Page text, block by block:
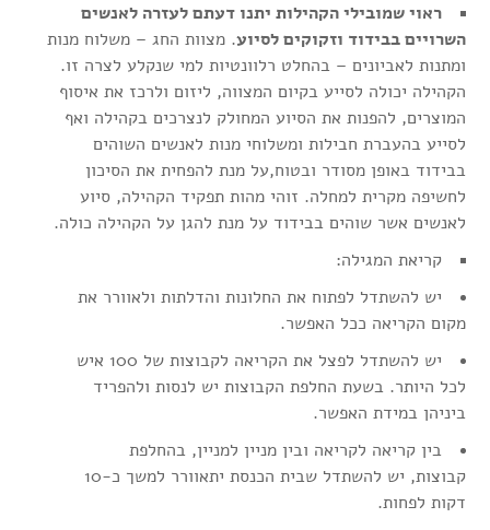
ראוי שמובילי הקהילות יתנו דעתם לעזרה לאנשים
השרויים בבידוד וזקוקים לסיוע. מצוות החג – משלוח מנות
ומתנות לאביונים – בהחלט רלוונטיות למי שנקלע לצרה זו.
הקהילה יכולה לסייע בקיום המצווה, ליזום ולרכז את איסוף
המוצרים, להפנות את הסיוע המחולק לנצרכים בקהילה ואף
לסייע בהעברת חבילות ומשלוחי מנות לאנשים השוהים
בבידוד באופן מסודר ובטוח,על מנת להפחית את הסיכון
לחשיפה מקרית למחלה. זוהי מהות תפקיד הקהילה, סיוע
לאנשים אשר שוהים בבידוד על מנת להגן על הקהילה כולה.
קריאת המגילה:
יש להשתדל לפתוח את החלונות והדלתות ולאוורר את
מקום הקריאה ככל האפשר.
יש להשתדל לפצל את הקריאה לקבוצות של 100 איש
לכל היותר. בשעת החלפת הקבוצות יש לנסות ולהפריד
ביניהן במידת האפשר.
בין קריאה לקריאה ובין מניין למניין, בהחלפת
קבוצות, יש להשתדל שבית הכנסת יתאוורר למשך כ-10
דקות לפחות.